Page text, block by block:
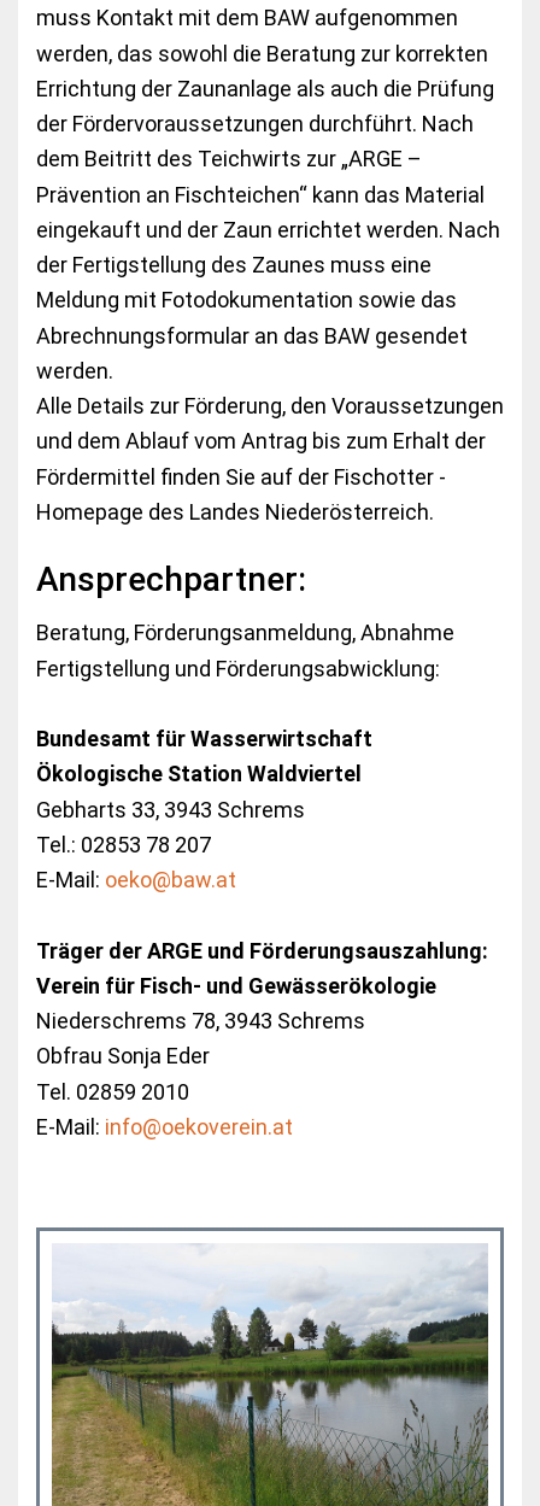
muss Kontakt mit dem BAW aufgenommen
werden, das sowohl die Beratung zur korrekten
Errichtung der Zaunanlage als auch die Prüfung
der Fördervoraussetzungen durchführt. Nach
dem Beitritt des Teichwirts zur „ARGE –
Prävention an Fischteichen“ kann das Material
eingekauft und der Zaun errichtet werden. Nach
der Fertigstellung des Zaunes muss eine
Meldung mit Fotodokumentation sowie das
Abrechnungsformular an das BAW gesendet
werden.
Alle Details zur Förderung, den Voraussetzungen
und dem Ablauf vom Antrag bis zum Erhalt der
Fördermittel finden Sie auf der Fischotter -
Homepage des Landes Niederösterreich.
Ansprechpartner:
Beratung, Förderungsanmeldung, Abnahme
Fertigstellung und Förderungsabwicklung:
Bundesamt für Wasserwirtschaft
Ökologische Station Waldviertel
Gebharts 33, 3943 Schrems
Tel.: 02853 78 207
E-Mail: oeko@baw.at
Träger der ARGE und Förderungsauszahlung:
Verein für Fisch- und Gewässerökologie
Niederschrems 78, 3943 Schrems
Obfrau Sonja Eder
Tel. 02859 2010
E-Mail: info@oekoverein.at